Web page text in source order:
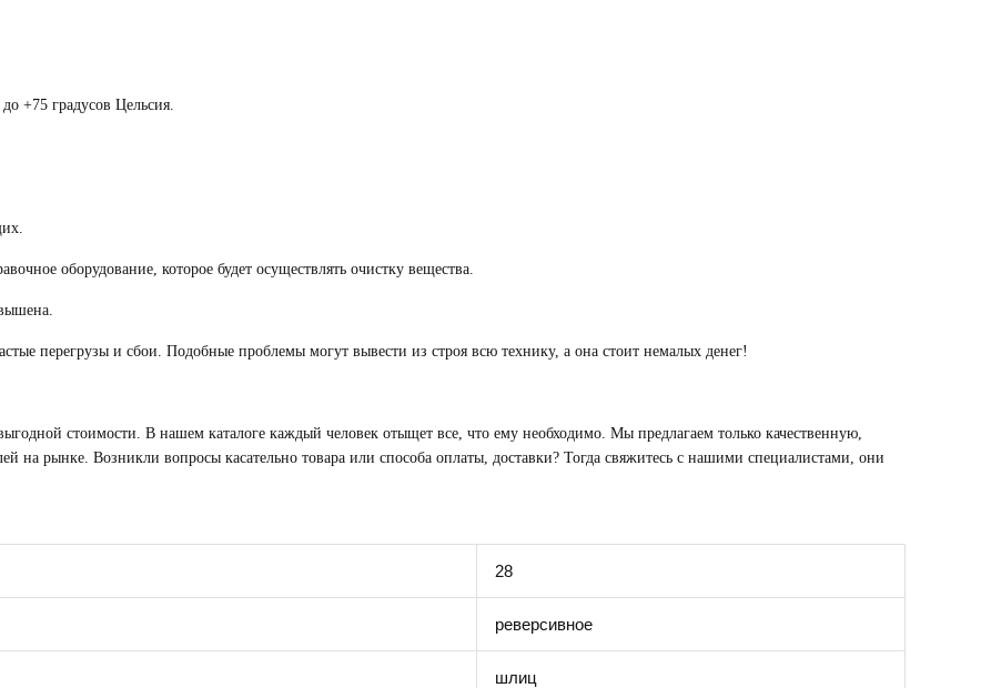
+75 градусов Цельсия.
оборудование, которое будет осуществлять очистку вещества.
перегрузы и сбои. Подобные проблемы могут вывести из строя всю технику, а она стоит немалых денег!
стоимости. В нашем каталоге каждый человек отыщет все, что ему необходимо. Мы предлагаем только качественную,
рынке. Возникли вопросы касательно товара или способа оплаты, доставки? Тогда свяжитесь с нашими специалистами, они
28
реверсивное
шлиц